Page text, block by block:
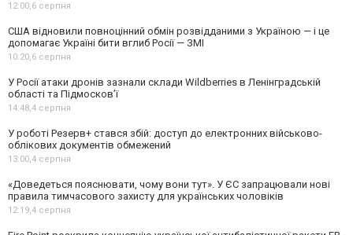
12:00,6 серпня
США відновили повноцінний обмін розвідданими з Україною — і це
допомагає Україні бити вглиб Росії — ЗМІ
10:20,6 серпня
У Росії атаки дронів зазнали склади Wildberries в Ленінградській
області та Підмосков’ї
14:48,4 серпня
У роботі Резерв+ стався збій: доступ до електронних військово-
облікових документів обмежений
13:00,4 серпня
«Доведеться пояснювати, чому вони тут». У ЄС запрацювали нові
правила тимчасового захисту для українських чоловіків
12:19,4 серпня